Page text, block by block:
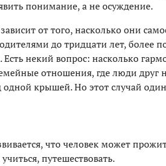
понимание, а не осуждение.
от того, насколько они
до тридцати лет, более
некий вопрос: насколько
отношения, где люди друг
крышей. Но этот случай
что человек может
путешествовать.